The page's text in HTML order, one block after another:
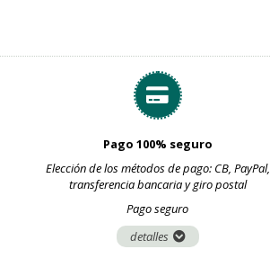
Pago 100% seguro
Elección de los métodos de pago: CB, PayPal,
transferencia bancaria y giro postal
Pago seguro
detalles